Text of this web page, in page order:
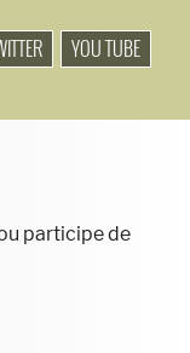
YOU TUBE
participe de